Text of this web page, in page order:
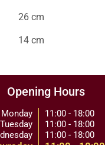
26 cm
14 cm
Opening Hours
Monday
Tuesday
11:00 - 18:00
11:00 - 18:00
11:00 - 18:00